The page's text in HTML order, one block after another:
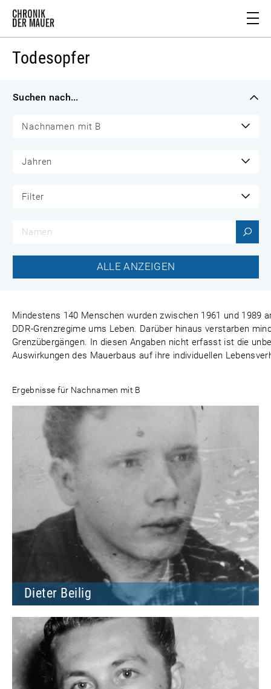
Todesopfer
Suchen nach...
Nachnamen mit B
Jahren
Filter
Mindestens 140 Menschen wurden zwischen 1961 und 1989
DDR-Grenzregime ums Leben. Darüber hinaus verstarben
Grenzübergängen. In diesen Angaben nicht erfasst ist die
Auswirkungen des Mauerbaus auf ihre individuellen
Ergebnisse für Nachnamen mit B
Dieter Beilig